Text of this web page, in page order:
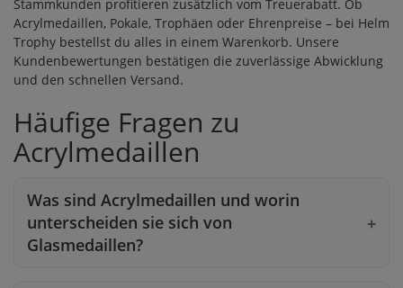
Stammkunden profitieren zusätzlich vom Treuerabatt. Ob
Acrylmedaillen, Pokale, Trophäen oder Ehrenpreise – bei Helm
Trophy bestellst du alles in einem Warenkorb. Unsere
Kundenbewertungen bestätigen die zuverlässige Abwicklung
und den schnellen Versand.
Häufige Fragen zu
Acrylmedaillen
Was sind Acrylmedaillen und worin
unterscheiden sie sich von
Glasmedaillen?